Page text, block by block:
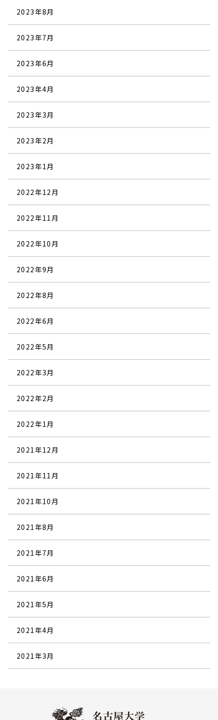
2023年8月
2023年7月
2023年6月
2023年4月
2023年3月
2023年2月
2023年1月
2022年12月
2022年11月
2022年10月
2022年9月
2022年8月
2022年6月
2022年5月
2022年3月
2022年2月
2022年1月
2021年12月
2021年11月
2021年10月
2021年8月
2021年7月
2021年6月
2021年5月
2021年4月
2021年3月